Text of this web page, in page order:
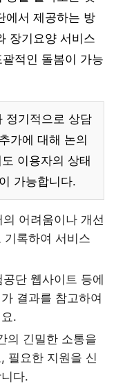
에서 제공하는 방
장기요양 서비스
적인 돌봄이 가능
정기적으로 상담
가에 대해 논의
이용자의 상태
가능합니다.
어려움이나 개선
기록하여 서비스
단 웹사이트 등에
결과를 참고하여
.
의 긴밀한 소통을
필요한 지원을 신
다.